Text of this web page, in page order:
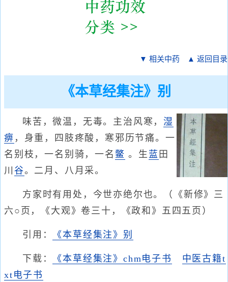
▼ 相关中药 ▲ 返回目录
《本草经集注》别
味苦，微温，无毒。主治风寒，湿
痹 ，身重，四肢疼酸，寒邪历节痛。一
名别枝，一名别骑，一名 鳖 。生 蓝 田
川 谷。二月、八月采。
方家时有用处，今世亦绝尔也。（《新修》三
六○页，《大观》卷三十，《政和》五四五页）
引用： 《本草经集注》别
下载： 《本草经集注》chm电子书
中医古籍t
xt电子书